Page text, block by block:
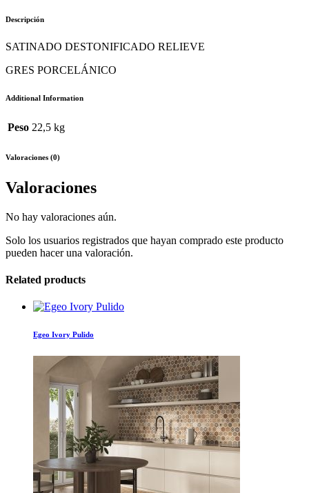
Descripción
SATINADO DESTONIFICADO RELIEVE
GRES PORCELÁNICO
Additional Information
Peso 22,5 kg
Valoraciones (0)
Valoraciones
No hay valoraciones aún.
Solo los usuarios registrados que hayan comprado este producto
pueden hacer una valoración.
Related products
Egeo Ivory Pulido